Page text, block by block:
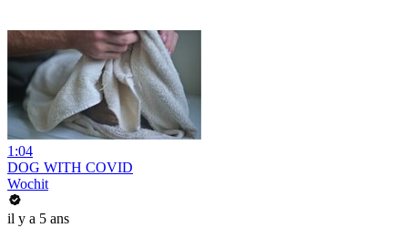
1:04
DOG WITH COVID
Wochit
il y a 5 ans